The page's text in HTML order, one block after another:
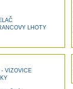
LHOTY
VIZOVICE